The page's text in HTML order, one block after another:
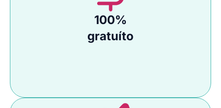
100%
gratuíto